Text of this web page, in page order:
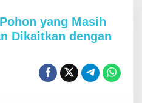
yang Masih
Dikaitkan dengan